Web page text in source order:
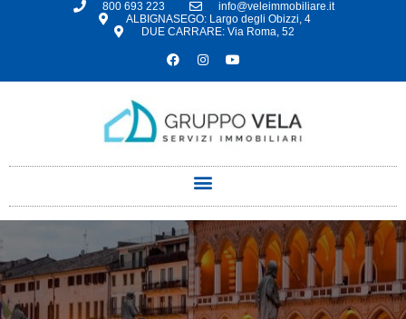
800 693 223
info@veleimmobiliare.it
ALBIGNASEGO: Largo degli Obizzi, 4
DUE CARRARE: Via Roma, 52